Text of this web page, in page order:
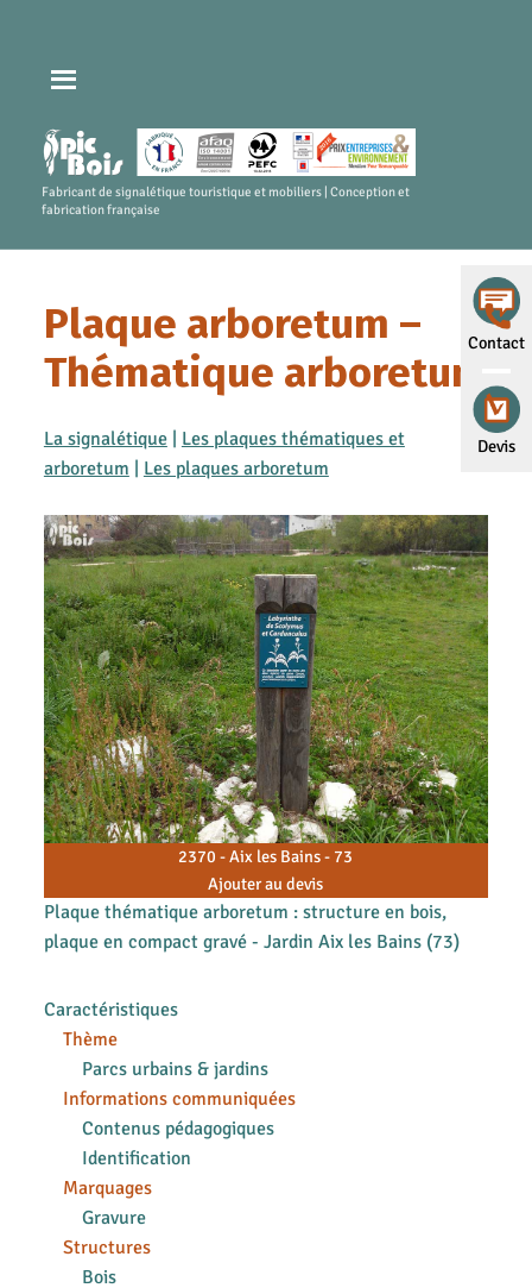
Contact
Devis
Fabricant de signalétique touristique et mobiliers | Conception et
fabrication française
Plaque arboretum –
Thématique arboretum
La signalétique| Les plaques thématiques et
arboretum | Les plaques arboretum
2370 - Aix les Bains - 73
Ajouter au devis
Plaque thématique arboretum : structure en bois,
plaque en compact gravé - Jardin Aix les Bains (73)
Caractéristiques
Thème
Parcs urbains & jardins
Informations communiquées
Contenus pédagogiques
Identification
Marquages
Gravure
Structures
Bois